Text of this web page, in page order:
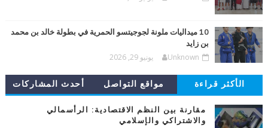
10 ميداليات ملونة لجوجيتسو الحمرية في بطولة خالد بن محمد
بن زايد
Unknown يونيو 29, 2026
الأكثر قراءة مواقع التواصل أحدث المشاركات
مقارنة بين النظم الاقتصادية: الرأسمالي
والاشتراكي والإسلامي